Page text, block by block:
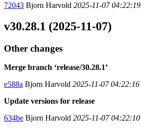
72043 Bjorn Harvold 2025-11-07 04:22:19
v30.28.1 (2025-11-07)
Other changes
Merge branch ‘release/30.28.1’
e588a Bjorn Harvold 2025-11-07 04:22:16
Update versions for release
634be Bjorn Harvold 2025-11-07 04:22:10